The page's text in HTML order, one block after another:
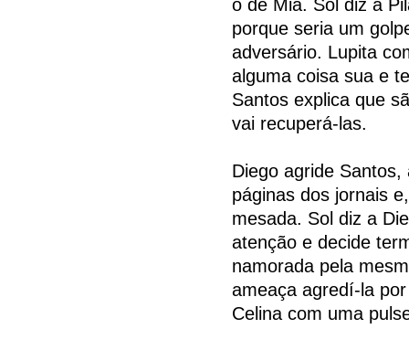
porque seria um
adversário. Lupita
alguma coisa sua e
Santos explica que
vai recuperá-las.
Diego agride
páginas dos jornais
mesada. Sol diz a
atenção e decide
namorada pela
ameaça agredí-la
Celina com uma